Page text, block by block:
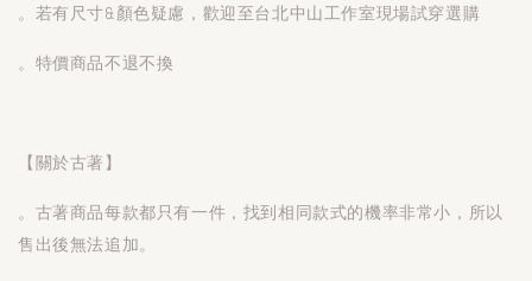
。若有尺寸&顏色疑慮，歡迎至台北中山工作室現場試穿選購
。特價商品不退不換
【關於古著】
。古著商品每款都只有一件，找到相同款式的機率非常小，所以
售出後無法追加。